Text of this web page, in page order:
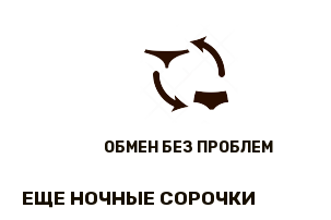
ОБМЕН БЕЗ ПРОБЛЕМ
ЕЩЕ НОЧНЫЕ СОРОЧКИ